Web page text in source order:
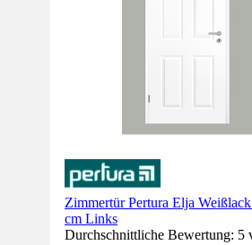
Zimmertür Pertura Elja
cm Links
Durchschnittliche Bewertung: 5